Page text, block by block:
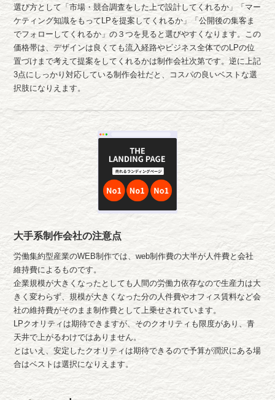
選び方として「市場・競合調査をした上で設計してくれるか」「マー
ケティング知識をもってLPを提案してくれるか」「公開後の集客ま
でフォローしてくれるか」の３つを見ると選びやすくなります。この
価格帯は、デザインは良くても流入経路やビジネス全体でのLPの位
置づけまで考えて提案をしてくれるかは制作会社次第です。逆に上記
3点にしっかり対応している制作会社だと、コスパの良いベストな選
択肢になりえます。
大手系制作会社の注意点
労働集約型産業のWEB制作では、web制作費の大半が人件費と会社
維持費によるものです。
企業規模が大きくなったとしても人間の労働力依存なので生産力は大
きく変わらず、規模が大きくなった分の人件費やオフィス賃料など会
社の維持費がそのまま制作費として上乗せされています。
LPクオリティは期待できますが、そのクオリティも限度があり、青
天井で上がるわけではありません。
とはいえ、安定したクオリティは期待できるので予算が潤沢にある場
合はベストは選択になりえます。